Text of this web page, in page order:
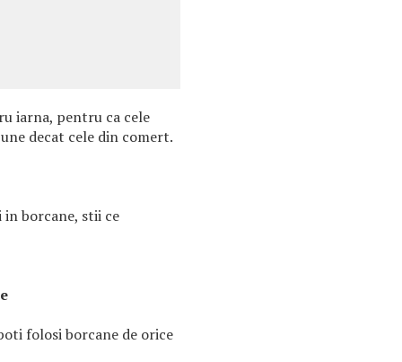
iarna, pentru ca cele
decat cele din comert.
in borcane, stii ce
folosi borcane de orice